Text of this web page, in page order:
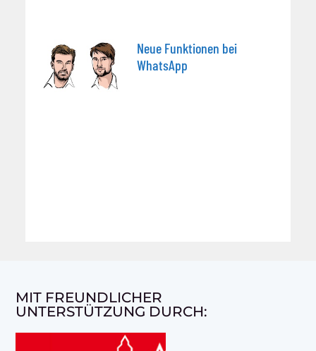
Neue Funktionen bei
WhatsApp
MIT FREUNDLICHER
UNTERSTÜTZUNG DURCH: